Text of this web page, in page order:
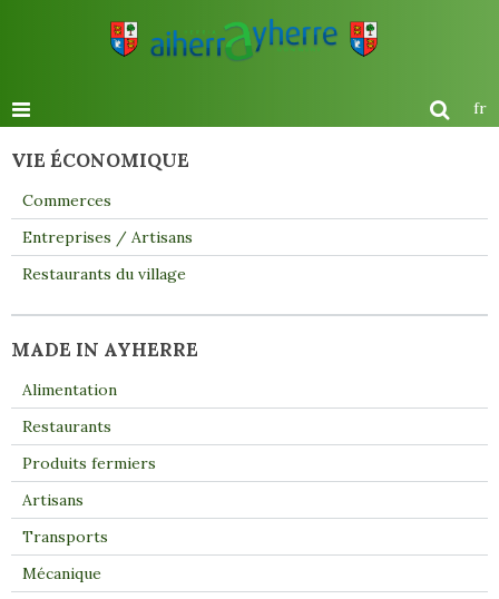
fr
VIE ÉCONOMIQUE
Commerces
Entreprises / Artisans
Restaurants du village
MADE IN AYHERRE
Alimentation
Restaurants
Produits fermiers
Artisans
Transports
Mécanique